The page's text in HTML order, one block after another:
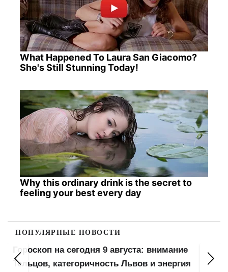
What Happened To Laura San Giacomo?
She's Still Stunning Today!
Why this ordinary drink is the secret to
feeling your best every day
ПОПУЛЯРНЫЕ НОВОСТИ
Гороскоп на сегодня 9 августа: внимание
Тельцов, категоричность Львов и энергия